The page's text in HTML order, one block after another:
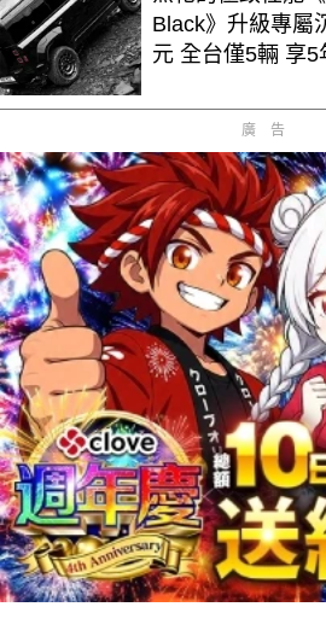
Black》升級專屬
元 全台僅5輛 享5
廣告